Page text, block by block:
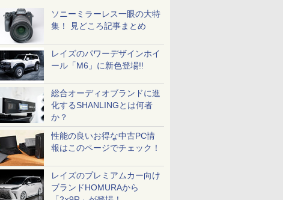
ソニーミラーレス一眼の大特
集！ 見どころ記事まとめ
レイズのパワーデザインホイ
ール「M6」に新色登場!!
総合オーディオブランドに進
化するSHANLINGとは何者
か？
性能の良いお得な中古PC情
報はこのページでチェック！
レイズのプレミアムカー向け
ブランドHOMURAから